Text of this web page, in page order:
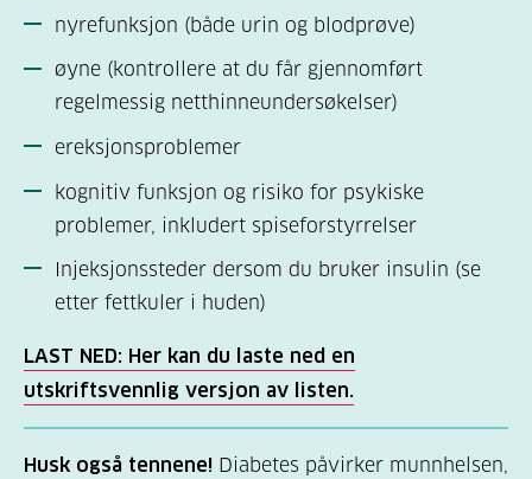
nyrefunksjon (både urin og blodprøve)
øyne (kontrollere at du får gjennomført
regelmessig netthinneundersøkelser)
ereksjonsproblemer
kognitiv funksjon og risiko for psykiske
problemer, inkludert spiseforstyrrelser
Injeksjonssteder dersom du bruker insulin (se
etter fettkuler i huden)
LAST NED: Her kan du laste ned en
utskriftsvennlig versjon av listen.
Husk også tennene! Diabetes påvirker munnhelsen,